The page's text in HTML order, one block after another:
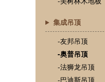
集成吊顶
-友邦吊顶
-奥普吊顶
-法狮龙吊顶
-巴迪斯吊顶